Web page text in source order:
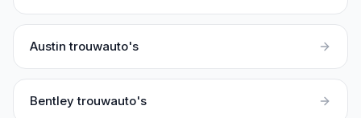
Austin trouwauto's
Bentleytrouwauto's